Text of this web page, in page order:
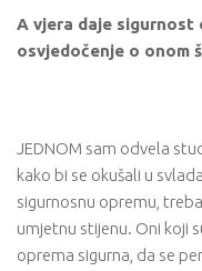
A vjera daje sigurnost
osvjedočenje o onom
JEDNOM sam odvela
kako bi se okušali u
sigurnosnu opremu,
umjetnu stijenu. Oni koji
oprema sigurna, da se